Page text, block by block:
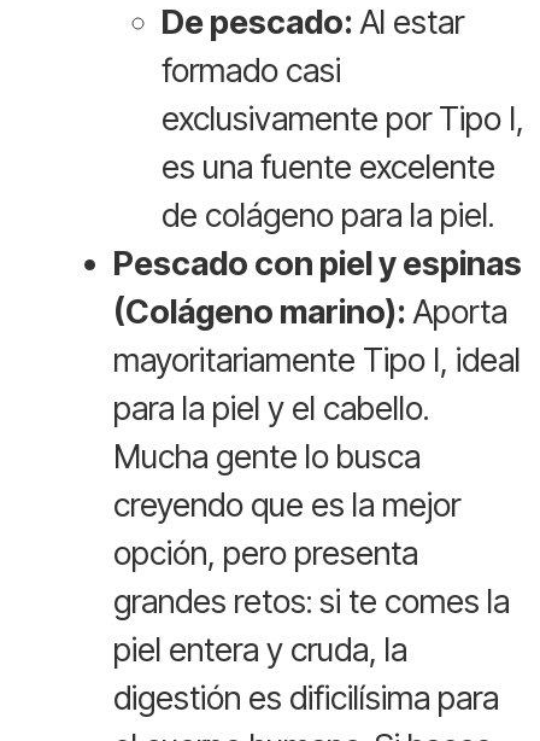
De pescado:Al estar
formado casi
exclusivamente por Tipo I,
es una fuente excelente
de colágeno para la piel.
Pescado con piel y espinas
(Colágeno marino):Aporta
mayoritariamente Tipo I, ideal
para la piel y el cabello.
Mucha gente lo busca
creyendo que es la mejor
opción, pero presenta
grandes retos: si te comes la
piel entera y cruda, la
digestión es dificilísima para